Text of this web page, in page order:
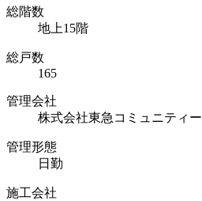
総階数
地上15階
総戸数
165
管理会社
株式会社東急コミュニティー
管理形態
日勤
施工会社